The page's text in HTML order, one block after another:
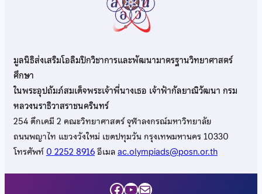
มูลนิธิส่งเสริมโอลิมปิกวิชาการและพัฒนามาตรฐานวิทยาศาสตร์
ศึกษา
ในพระอุปถัมภ์สมเด็จพระเจ้าพี่นางเธอ เจ้าฟ้ากัลยาณิวัฒนา กรม
หลวงนราธิวาสราชนครินทร์
254 ตึกเคมี 2 คณะวิทยาศาสตร์ จุฬาลงกรณ์มหาวิทยาลัย
ถนนพญาไท แขวงวังใหม่ เขตปทุมวัน กรุงเทพมหานคร 10330
โทรศัพท์0 2252 8916อีเมลac.olympiads@posn.or.th
Facebook
YouTube
Mail